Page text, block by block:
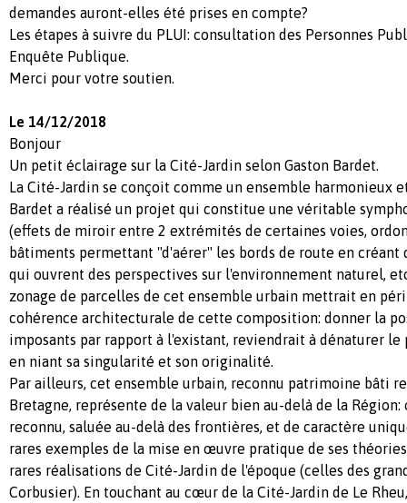
demandes auront-elles été prises en compte?
Les étapes à suivre du PLUI: consultation des Personnes
Enquête Publique.
Merci pour votre soutien.
Le 14/12/2018
Bonjour
Un petit éclairage sur la Cité-Jardin selon Gaston Bardet.
La Cité-Jardin se conçoit comme un ensemble harmonieux
Bardet a réalisé un projet qui constitue une véritable
(effets de miroir entre 2 extrémités de certaines voies,
bâtiments permettant "d'aérer" les bords de route en créant
qui ouvrent des perspectives sur l'environnement naturel,
zonage de parcelles de cet ensemble urbain mettrait en
cohérence architecturale de cette composition: donner la
imposants par rapport à l'existant, reviendrait à dénaturer le
en niant sa singularité et son originalité.
Par ailleurs, cet ensemble urbain, reconnu patrimoine bâti
Bretagne, représente de la valeur bien au-delà de la
reconnu, saluée au-delà des frontières, et de caractère
rares exemples de la mise en œuvre pratique de ses
rares réalisations de Cité-Jardin de l'époque (celles des
Corbusier). En touchant au cœur de la Cité-Jardin de Le